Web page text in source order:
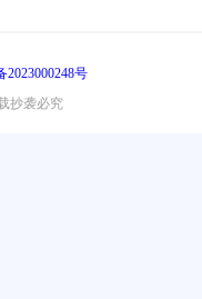
2023000248号
抄袭必究